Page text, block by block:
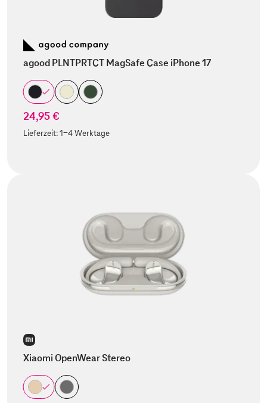
agood PLNTPRTCT MagSafe Case iPhone 17
24,95 €
Lieferzeit:1-4 Werktage
Xiaomi OpenWear Stereo